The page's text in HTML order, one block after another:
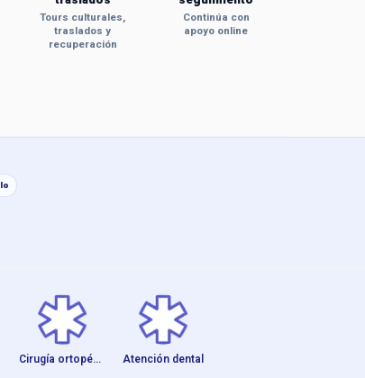
Tours culturales,
traslados y
recuperación
Continúa con
apoyo online
mundo
Cirugía ortopédica Atención dental